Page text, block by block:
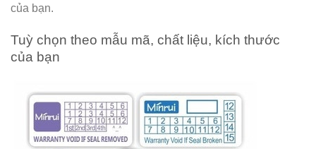
của bạn.
Tuỳ chọn theo mẫu mã, chất liệu, kích thước
của bạn